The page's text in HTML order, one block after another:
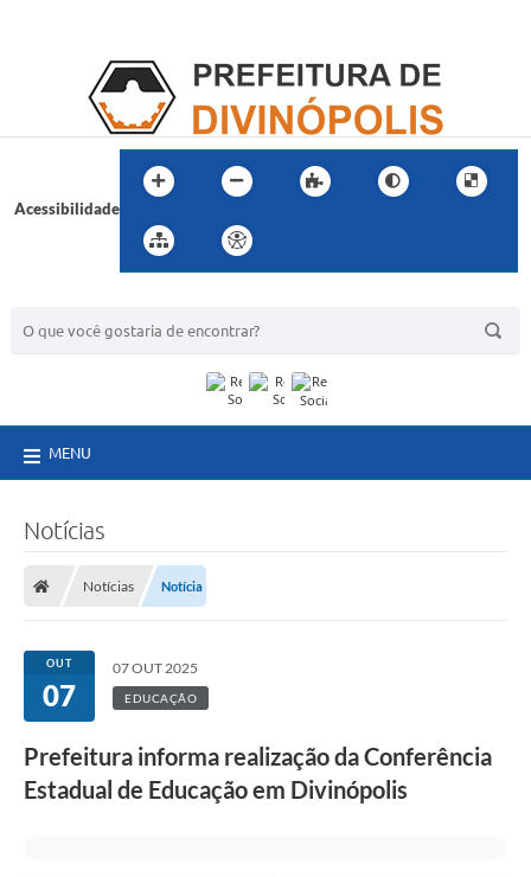
Acessibilidade
MENU
Notícias
Notícias Notícia
OUT
07
07 OUT 2025
EDUCAÇÃO
Prefeitura informa realização da Conferência
Estadual de Educação em Divinópolis